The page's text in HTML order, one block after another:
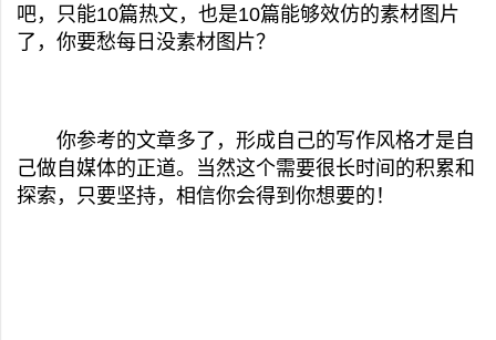
吧，只能10篇热文，也是10篇能够效仿的素材图片
了，你要愁每日没素材图片？
你参考的文章多了，形成自己的写作风格才是自
己做自媒体的正道。当然这个需要很长时间的积累和
探索，只要坚持，相信你会得到你想要的！